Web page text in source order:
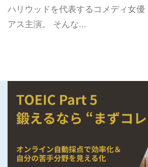
ハリウッドを代表するコメディ女優
アス主演。 そんな...